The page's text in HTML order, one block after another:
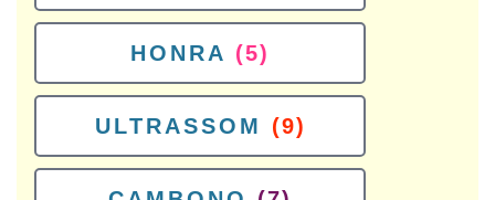
HONRA (5)
ULTRASSOM (9)